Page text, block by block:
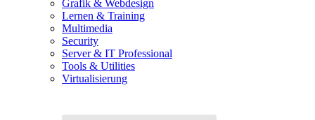
Grafik & Webdesign
Lernen & Training
Multimedia
Security
Server & IT Professional
Tools & Utilities
Virtualisierung